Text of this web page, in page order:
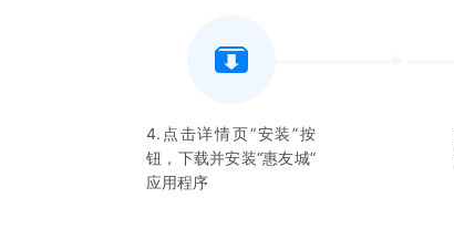
4.点击详情页“安装”按
钮，下载并安装“惠友城”
应用程序